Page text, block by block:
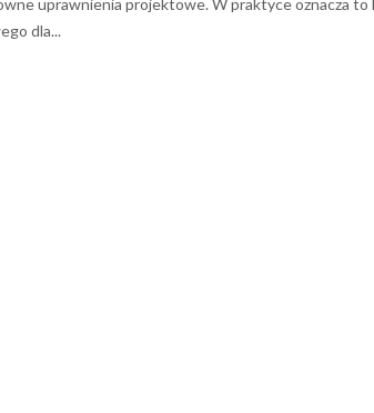
uprawnienia projektowe. W praktyce oznacza
dla...